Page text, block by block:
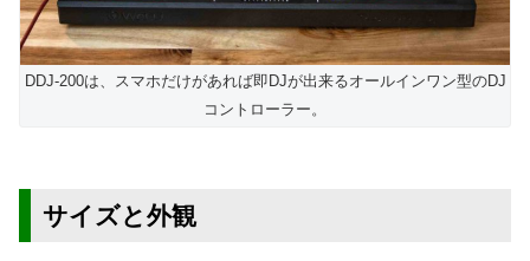
DDJ-200は、スマホだけがあれば即DJが出来るオールインワン型のDJ
コントローラー。
サイズと外観